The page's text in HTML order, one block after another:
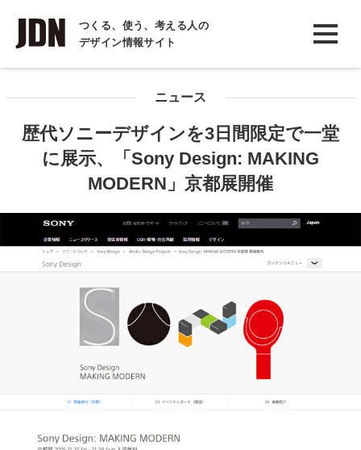
つくる、使う、考える人の
デザイン情報サイト
INTERVIEW
インタビュー
COLUMN
ニュース
歴代ソニーデザインを3日間限定で一堂
に展示、「Sony Design: MAKING
MODERN」京都展開催